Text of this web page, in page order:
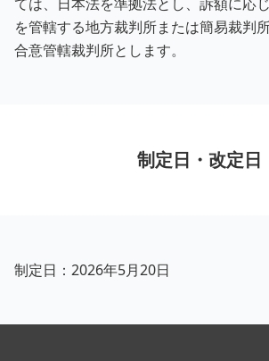
を管轄する地方裁判所または簡易裁判
合意管轄裁判所とします。
制定日・改定日
制定日：2026年5月20日